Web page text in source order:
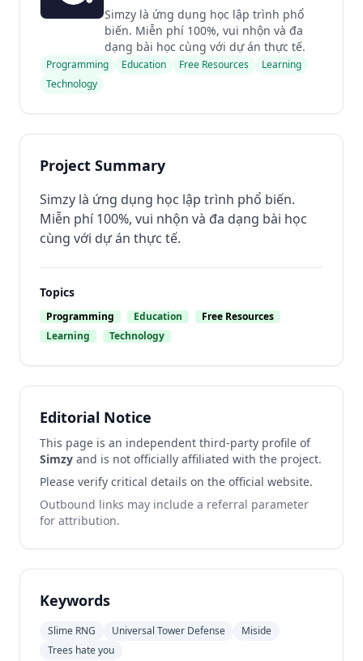
Simzy là ứng dụng học lập trình phổ
biến. Miễn phí 100%, vui nhộn và đa
dạng bài học cùng với dự án thực tế.
Programming Education Free Resources
Learning
Technology
Project Summary
Simzy là ứng dụng học lập trình phổ biến.
Miễn phí 100%, vui nhộn và đa dạng bài học
cùng với dự án thực tế.
Topics
Programming Education
Free Resources
Learning
Technology
Editorial Notice
This page is an independent third-party profile of
Simzy and is not officially affiliated with the project.
Please verify critical details on the official website.
Outbound links may include a referral parameter
for attribution.
Keywords
Slime RNG Universal Tower Defense
Miside
Trees hate you